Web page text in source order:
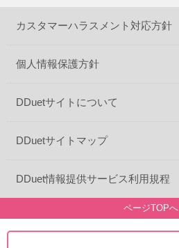
カスタマーハラスメント対応方針
個人情報保護方針
DDuetサイトについて
DDuetサイトマップ
DDuet情報提供サービス利用規程
ページTOPへ